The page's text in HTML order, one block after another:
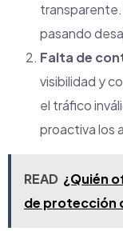
pasando
Falta de
visibilidad y
el tráfico
proactiva los
READ ¿Quién
de protección